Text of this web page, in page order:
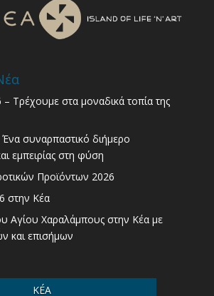
Τρέχουμε στα μοναδικά τοπία της
συναρπαστικό διήμερο
εμπειρίας στη φύση
Προϊόντων 2026
στην Κέα
Αγίου Χαραλάμπους στην Κέα με
και επισήμων
KÉA